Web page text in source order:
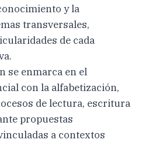
y la
transversales,
de cada
se enmarca en el
con la alfabetización,
de lectura, escritura
propuestas
a contextos